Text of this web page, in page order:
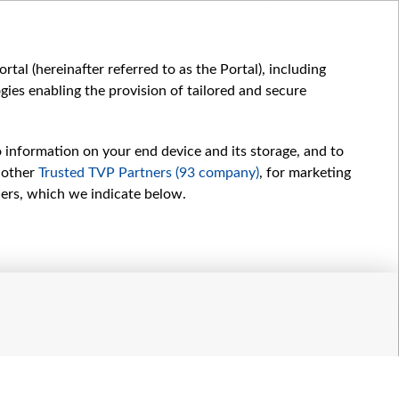
(hereinafter referred to as the Portal), including
enabling the provision of tailored and secure
on your end device and its storage, and to
Trusted TVP Partners (93 company), for marketing
which we indicate below.